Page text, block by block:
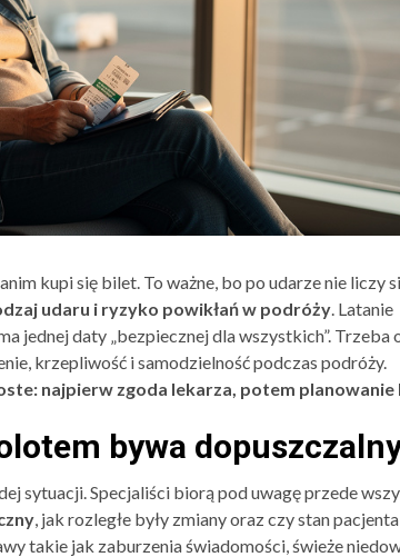
kupi się bilet. To ważne, bo po udarze nie liczy
udaru i ryzyko powikłań w podróży . Latanie
jednej daty „bezpiecznej dla wszystkich”. Trzeba
krzepliwość i samodzielność podczas podróży.
najpierw zgoda lekarza, potem planowanie
bywa
sytuacji. Specjaliści biorą pod uwagę przede
, jak rozległe były zmiany oraz czy stan
takie jak zaburzenia świadomości, świeże